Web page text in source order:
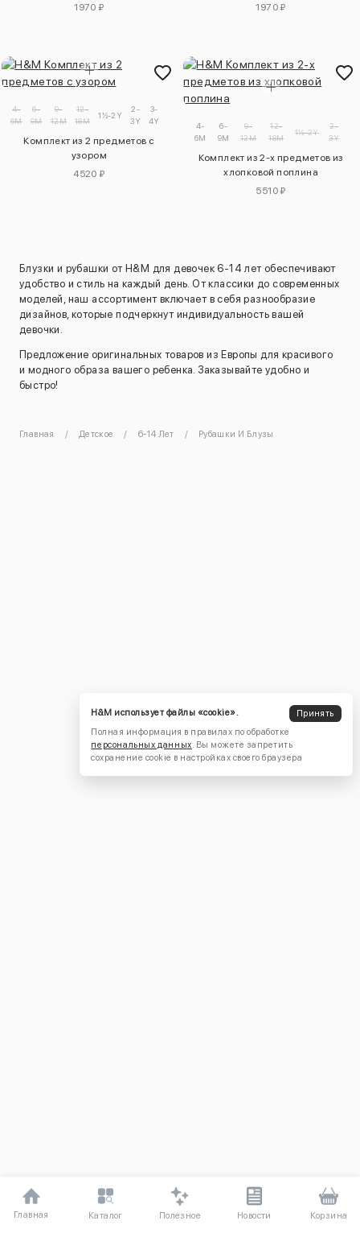
1970 ₽
1970 ₽
4-
6M
6-
9M
9-
12M
12-
18M
1½-2Y
2-
3Y
3-
4Y
Комплект из 2 предметов с
узором
4520 ₽
4-
6M
6-
9M
9-
12M
12-
18M
1½-2Y
2-
3Y
Комплект из 2-х предметов из
хлопковой поплина
5510 ₽
Блузки и рубашки от H&M для девочек 6-14 лет обеспечивают
удобство и стиль на каждый день. От классики до современных
моделей, наш ассортимент включает в себя разнообразие
дизайнов, которые подчеркнут индивидуальность вашей
девочки.
Предложение оригинальных товаров из Европы для красивого
и модного образа вашего ребенка. Заказывайте удобно и
быстро!
Главная Детское 6-14 Лет Рубашки И Блузы
Главная Каталог Полезное Новости Корзина
H&M использует файлы «cookie».
Принять
Полная информация в правилах по обработке
персональных данных . Вы можете запретить
сохранение cookie в настройках своего браузера